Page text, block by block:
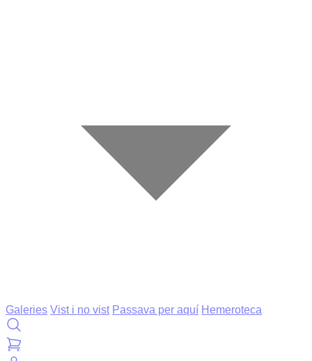
Galeries Vist i no vist Passava per aquí Hemeroteca